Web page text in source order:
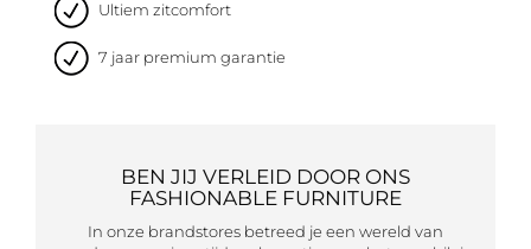
Ultiem zitcomfort
7 jaar premium garantie
BEN JIJ VERLEID DOOR ONS
FASHIONABLE FURNITURE
In onze brandstores betreed je een wereld van